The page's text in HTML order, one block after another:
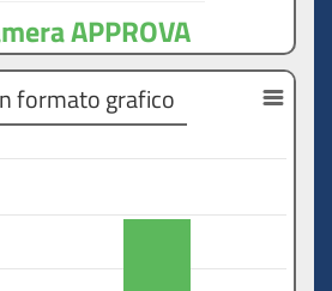
APPROVA
formato grafico